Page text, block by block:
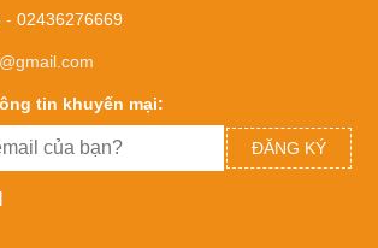
- 02436276669
tin khuyến mại:
ĐĂNG KÝ